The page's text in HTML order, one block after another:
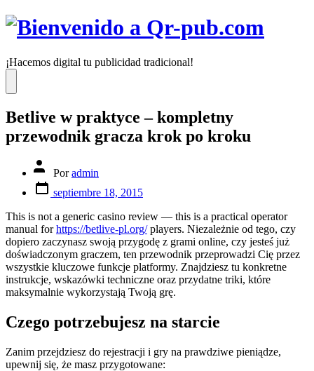
Saltar
¡Hacemos digital tu publicidad tradicional!
Menú
Betlive w praktyce – kompletny
przewodnik gracza krok po kroku
Autor
la
Poradmin
Fecha
de
septiembre 18, 2015
This is not a generic casino review — this is a practical operator
manual forhttps://betlive-pl.org/players. Niezależnie od tego, czy
dopiero zaczynasz swoją przygodę z grami online, czy jesteś już
doświadczonym graczem, ten przewodnik przeprowadzi Cię przez
wszystkie kluczowe funkcje platformy. Znajdziesz tu konkretne
instrukcje, wskazówki techniczne oraz przydatne triki, które
maksymalnie wykorzystają Twoją grę.
Czego potrzebujesz na starcie
Zanim przejdziesz do rejestracji i gry na prawdziwe pieniądze,
upewnij się, że masz przygotowane: